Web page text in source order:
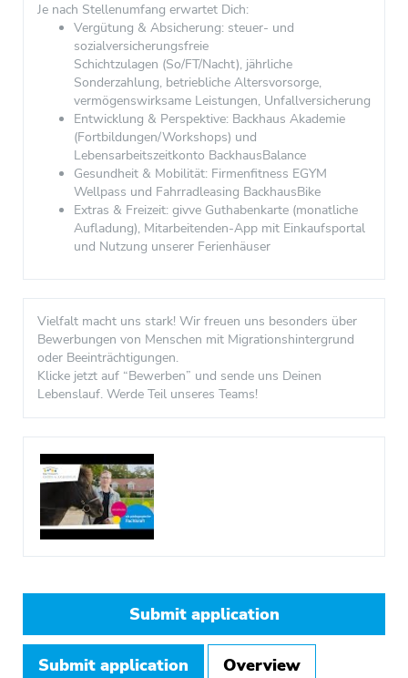
Je nach Stellenumfang erwartet Dich:
Vergütung & Absicherung: steuer- und
sozialversicherungsfreie
Schichtzulagen (So/FT/Nacht), jährliche
Sonderzahlung, betriebliche Altersvorsorge,
vermögenswirksame Leistungen, Unfallversicherung
Entwicklung & Perspektive: Backhaus Akademie
(Fortbildungen/Workshops) und
Lebensarbeitszeitkonto BackhausBalance
Gesundheit & Mobilität: Firmenfitness EGYM
Wellpass und Fahrradleasing BackhausBike
Extras & Freizeit: givve Guthabenkarte (monatliche
Aufladung), Mitarbeitenden-App mit Einkaufsportal
und Nutzung unserer Ferienhäuser
Vielfalt macht uns stark! Wir freuen uns besonders über
Bewerbungen von Menschen mit Migrationshintergrund
oder Beeinträchtigungen.
Klicke jetzt auf “Bewerben” und sende uns Deinen
Lebenslauf. Werde Teil unseres Teams!
Submit application
Submit application Overview